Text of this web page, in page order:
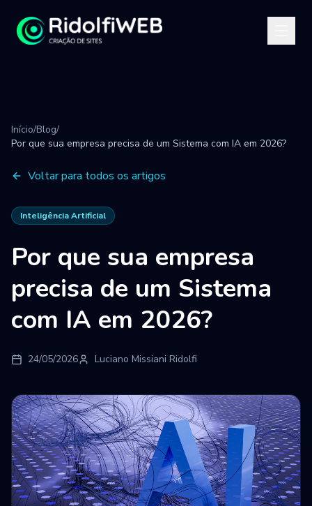
Início/Blog/
Por que sua empresa precisa de um Sistema com IA em 2026?
Voltar para todos os artigos
Inteligência Artificial
Por que sua empresa
precisa de um Sistema
com IA em 2026?
24/05/2026 Luciano Missiani Ridolfi